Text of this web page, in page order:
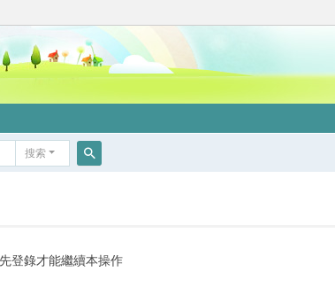
搜索
登錄才能繼續本操作